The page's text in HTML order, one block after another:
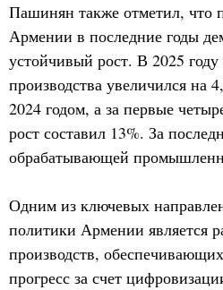
Пашинян также отметил, что
Армении в последние годы
устойчивый рост. В 2025
производства увеличился на
2024 годом, а за первые
рост составил 13%. За
обрабатывающей
Одним из ключевых
политики Армении является
производств,
прогресс за счет